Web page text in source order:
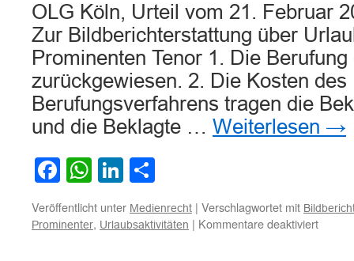
OLG Köln, Urteil vom 21. Februar
Zur Bildberichterstattung über
Prominenten Tenor 1. Die
zurückgewiesen. 2. Die Kosten des
Berufungsverfahrens tragen die
und die Beklagte … Weiterlesen →
Facebook
WhatsApp
LinkedIn
Veröffentlicht unter Medienrecht | Verschlagwortet mit
Prominenter, Urlaubsaktivitäten | Kommentare deaktiviertfür